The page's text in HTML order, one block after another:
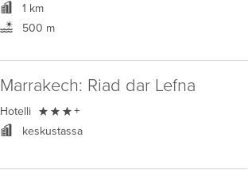
1 km
500 m
Marrakech: Riad dar Lefna
Hotelli  +
keskustassa